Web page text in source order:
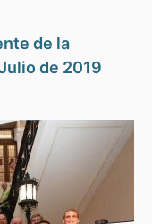
de la
de 2019